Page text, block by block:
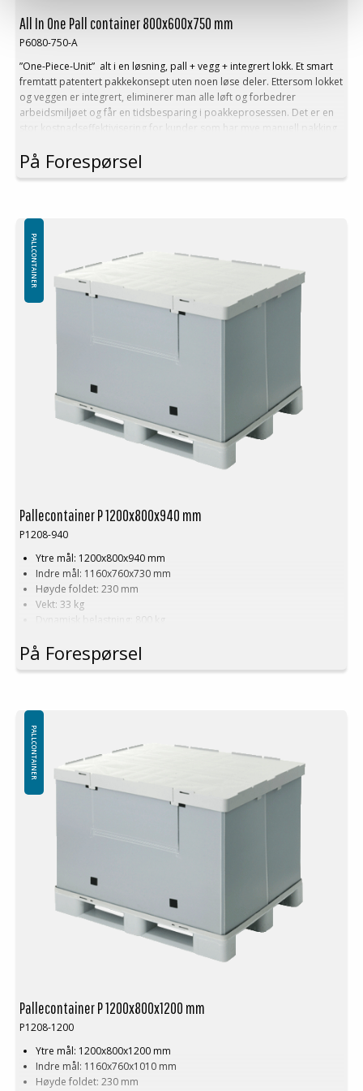
All In One Pall container 800x600x750 mm
P6080-750-A
”One-Piece-Unit” alt i en løsning, pall + vegg + integrert lokk. Et smart
fremtatt patentert pakkekonsept uten noen løse deler. Ettersom lokket
og veggen er integrert, eliminerer man alle løft og forbedrer
arbeidsmiljøet og får en tidsbesparing i poakkeprosessen. Det er en
stor kostnadseffektivisering for kunder som har mye manuell pakking
Ytre mål: 800x600x750 mm
: 772x572x560 mm
Fordeler:
Ingen løse deler
Forbedret arbeidsmiljø
Kostnadseffektivpakke prosess
Montering eller demontering av an pallcontainer skjer på ca 10
På Forespørsel
Pallecontainer P 1200x800x940 mm
P1208-940
Ytre mål: 1200x800x940 mm
Indre mål: 1160x760x730 mm
Høyde foldet: 230 mm
Vekt: 33 kg
Dynamisk belastning: 800 kg
Dobbelstabling antistatisk: 600 kg
Lastevolum: 700 liter
Minste bestilling: 2 ppl (20 stk)
Næringsmiddelindustri godkjent pallcontainer.
Kan anskaffes med eller uten lasteluke. Vegger produseres også i
andre høyder i henhold til kundens preferanser. Kan leveres i to L-
formede eller U-formede seksjoner i stedet for et helt veggparti.
PALLCONTAINER
På Forespørsel
Pallecontainer P 1200x800x1200 mm
P1208-1200
Ytre mål: 1200x800x1200 mm
Indre mål: 1160x760x1010 mm
Høyde foldet: 230 mm
PALLCONTAINER